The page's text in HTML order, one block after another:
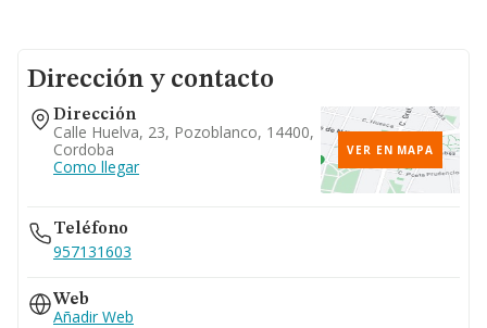
Dirección y contacto
Dirección
Calle Huelva, 23, Pozoblanco, 14400,
Cordoba
Como llegar
VER EN MAPA
Teléfono
957131603
Web
Añadir Web